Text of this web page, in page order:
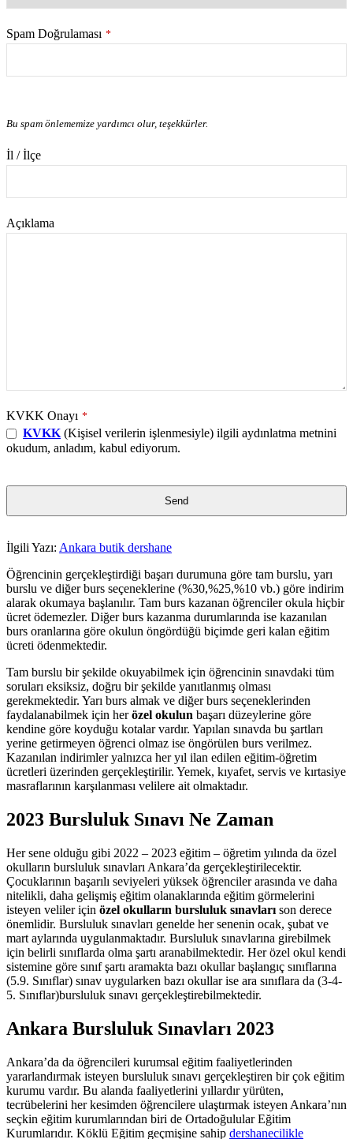
Spam Doğrulaması *
Bu spam önlememize yardımcı olur, teşekkürler.
İl / İlçe
Açıklama
KVKK Onayı *
KVKK (Kişisel verilerin işlenmesiyle) ilgili aydınlatma metnini
okudum, anladım, kabul ediyorum.
Send
field
be
left
blank
İlgili Yazı: Ankara butik dershane
Öğrencinin gerçekleştirdiği başarı durumuna göre tam burslu, yarı
burslu ve diğer burs seçeneklerine (%30,%25,%10 vb.) göre indirim
alarak okumaya başlanılır. Tam burs kazanan öğrenciler okula hiçbir
ücret ödemezler. Diğer burs kazanma durumlarında ise kazanılan
burs oranlarına göre okulun öngördüğü biçimde geri kalan eğitim
ücreti ödenmektedir.
Tam burslu bir şekilde okuyabilmek için öğrencinin sınavdaki tüm
soruları eksiksiz, doğru bir şekilde yanıtlanmış olması
gerekmektedir. Yarı burs almak ve diğer burs seçeneklerinden
faydalanabilmek için herözel okulun başarı düzeylerine göre
kendine göre koyduğu kotalar vardır. Yapılan sınavda bu şartları
yerine getirmeyen öğrenci olmaz ise öngörülen burs verilmez.
Kazanılan indirimler yalnızca her yıl ilan edilen eğitim-öğretim
ücretleri üzerinden gerçekleştirilir. Yemek, kıyafet, servis ve kırtasiye
masraflarının karşılanması velilere ait olmaktadır.
2023 Bursluluk Sınavı Ne Zaman
Her sene olduğu gibi 2022 – 2023 eğitim – öğretim yılında da özel
okulların bursluluk sınavları Ankara’da gerçekleştirilecektir.
Çocuklarının başarılı seviyeleri yüksek öğrenciler arasında ve daha
nitelikli, daha gelişmiş eğitim olanaklarında eğitim görmelerini
isteyen veliler için özel okulların bursluluk sınavları son derece
önemlidir. Bursluluk sınavları genelde her senenin ocak, şubat ve
mart aylarında uygulanmaktadır. Bursluluk sınavlarına girebilmek
için belirli sınıflarda olma şartı aranabilmektedir. Her özel okul kendi
sistemine göre sınıf şartı aramakta bazı okullar başlangıç sınıflarına
(5.9. Sınıflar) sınav uygularken bazı okullar ise ara sınıflara da (3-4-
5. Sınıflar)bursluluk sınavı gerçekleştirebilmektedir.
Ankara Bursluluk Sınavları 2023
Ankara’da da öğrencileri kurumsal eğitim faaliyetlerinden
yararlandırmak isteyen bursluluk sınavı gerçekleştiren bir çok eğitim
kurumu vardır. Bu alanda faaliyetlerini yıllardır yürüten,
tecrübelerini her kesimden öğrencilere ulaştırmak isteyen Ankara’nın
seçkin eğitim kurumlarından biri de Ortadoğulular Eğitim
Kurumlarıdır. Köklü Eğitim geçmişine sahip dershanecilikle